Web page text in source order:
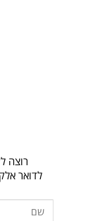
רוצה
לדואר